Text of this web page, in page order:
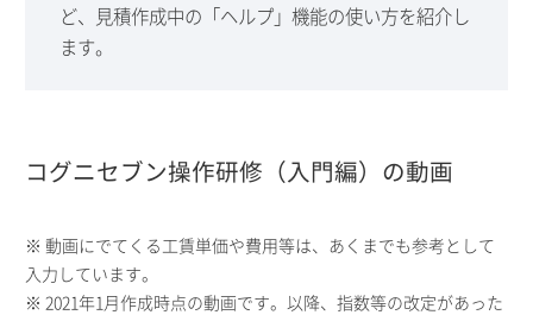
ど、見積作成中の「ヘルプ」機能の使い方を紹介し
ます。
コグニセブン操作研修（入門編）の動画
※ 動画にでてくる工賃単価や費用等は、あくまでも参考として
入力しています。
※ 2021年1月作成時点の動画です。以降、指数等の改定があった